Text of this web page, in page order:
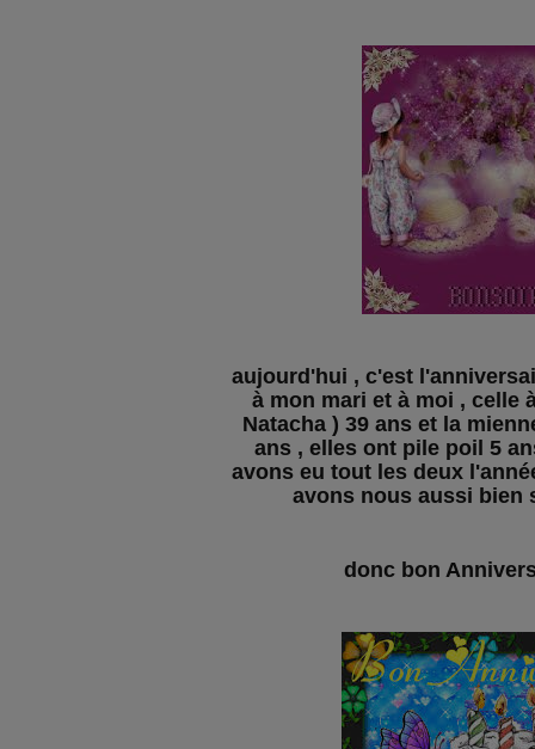
aujourd'hui , c'est
à mon mari et à moi , celle
Natacha ) 39 ans et la
ans , elles ont pile poil 5
avons eu tout les deux
avons nous aussi bien
donc bon